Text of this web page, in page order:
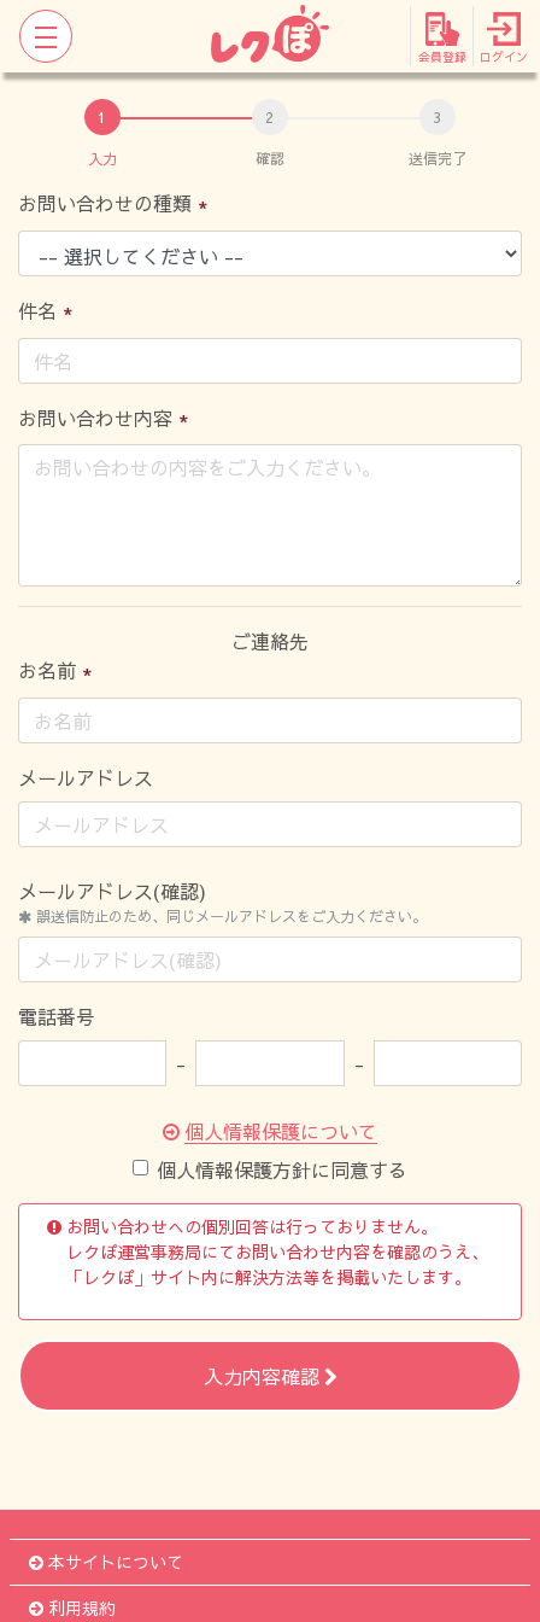
会員登録 ログイン
入力 確認 送信完了
お問い合わせの種類
件名
お問い合わせ内容
ご連絡先
お名前
メールアドレス
メールアドレス(確認)
誤送信防止のため、同じメールアドレスをご入力ください。
電話番号
-
-
個人情報保護について
個人情報保護方針に同意する
お問い合わせへの個別回答は行っておりません。
レクぽ運営事務局にてお問い合わせ内容を確認のうえ、
「レクぽ」サイト内に解決方法等を掲載いたします。
入力内容確認
本サイトについて
利用規約